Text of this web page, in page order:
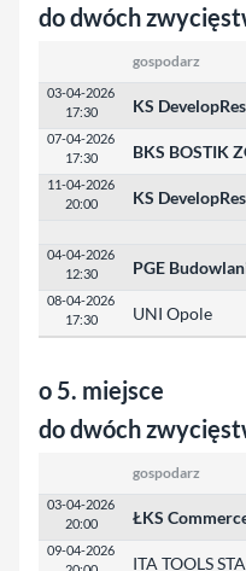
do dwóch
gospodarz
03-04-2026
17:30
KS
07-04-2026
17:30
BKS BOSTIK
11-04-2026
20:00
KS
04-04-2026
12:30
PGE
08-04-2026
17:30
UNI Opole
o 5. miejsce
do dwóch
gospodarz
03-04-2026
20:00
ŁKS
09-04-2026
ITA TOOLS